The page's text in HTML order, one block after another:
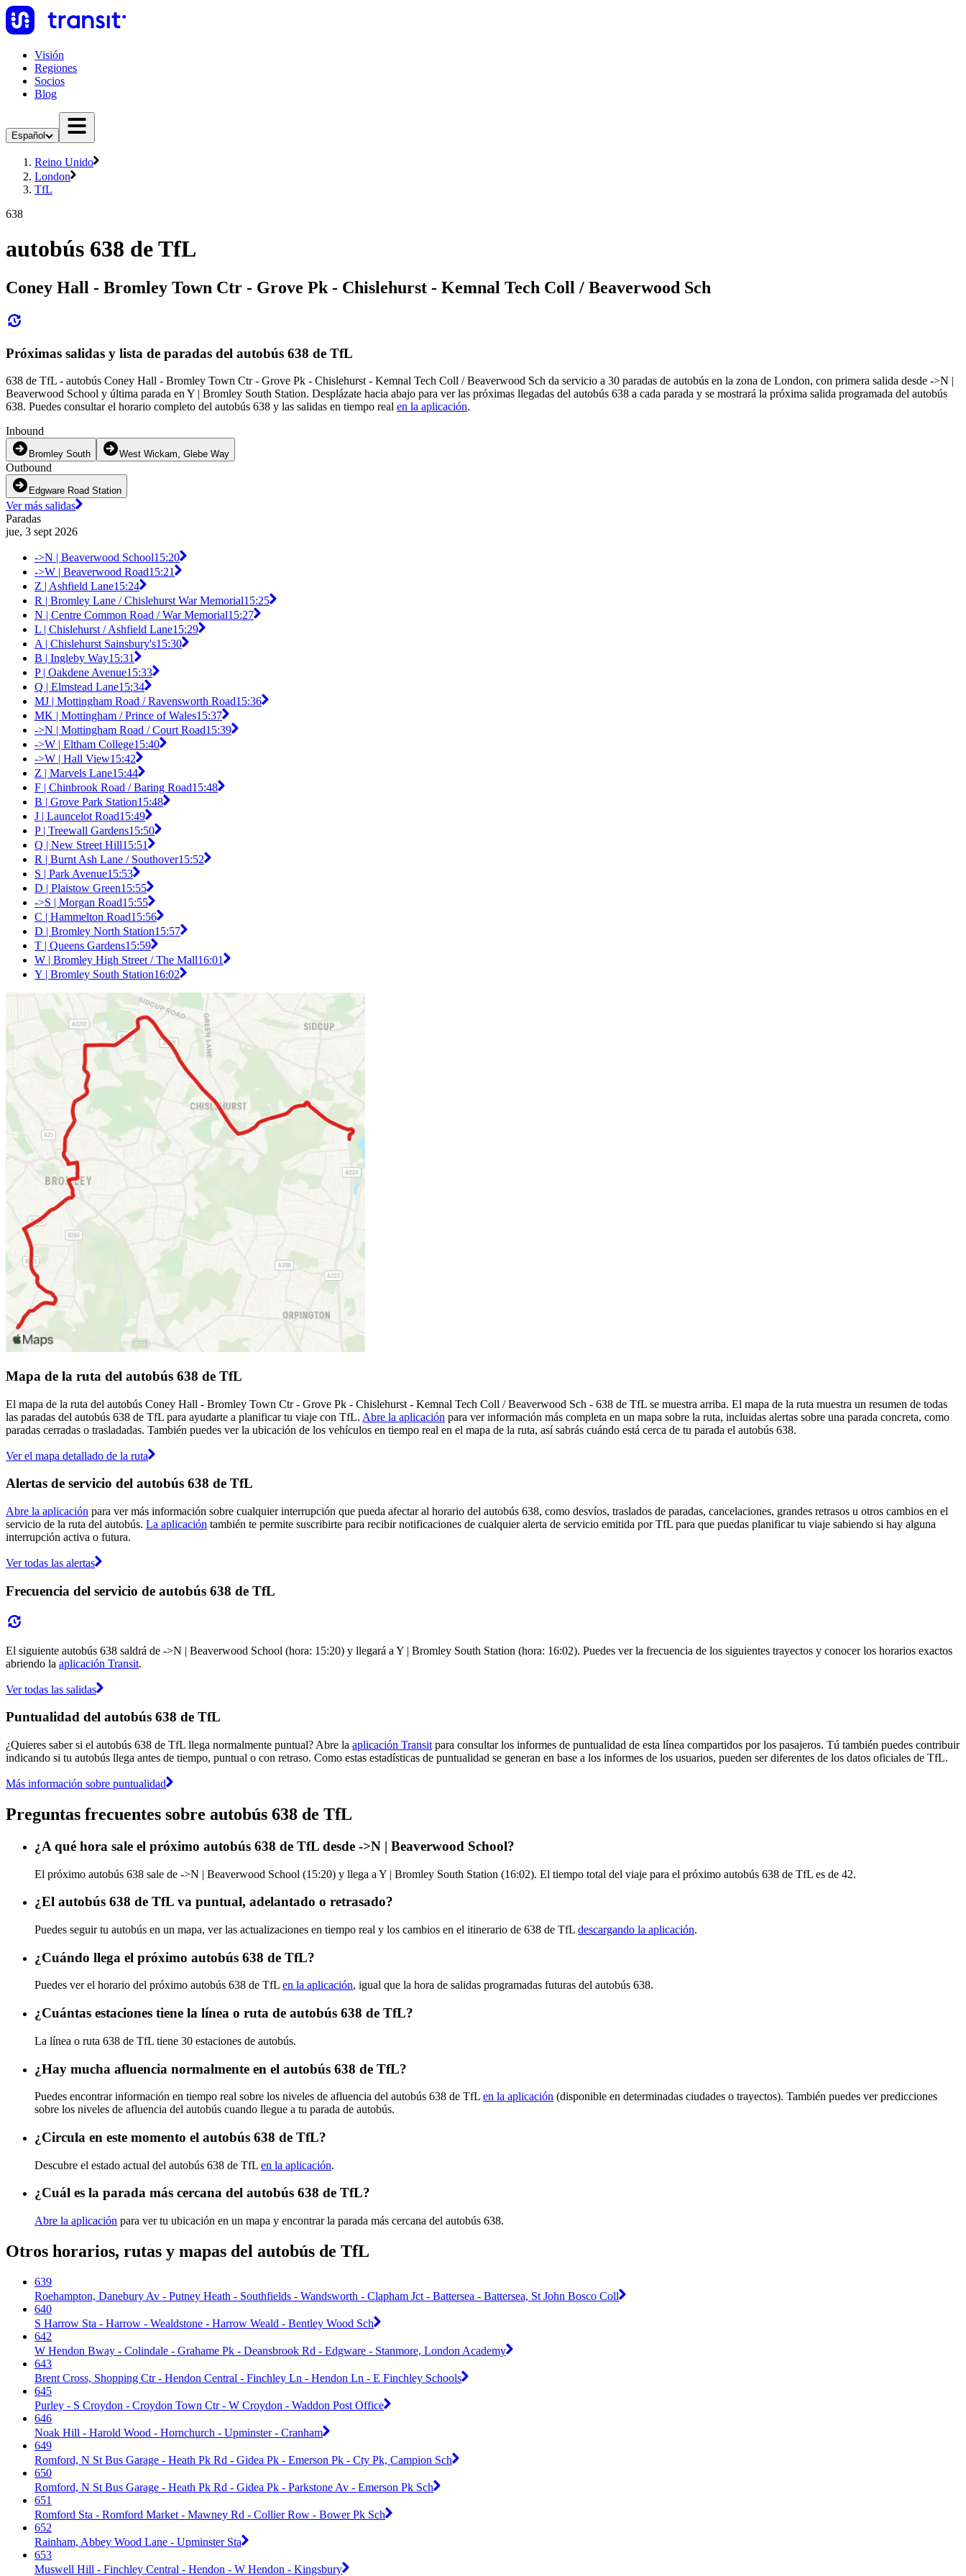
Visión
Regiones
Socios
Blog
Español
Reino Unido
London
TfL
638
autobús 638 de TfL
Coney Hall - Bromley Town Ctr - Grove Pk - Chislehurst - Kemnal Tech Coll / Beaverwood Sch
Próximas salidas y lista de paradas del autobús 638 de TfL
638 de TfL - autobús Coney Hall - Bromley Town Ctr - Grove Pk - Chislehurst - Kemnal Tech Coll / Beaverwood Sch da servicio a 30 paradas de autobús en la zona de London, con primera salida desde ->N |
Beaverwood School y última parada en Y | Bromley South Station. Desplázate hacia abajo para ver las próximas llegadas del autobús 638 a cada parada y se mostrará la próxima salida programada del autobús
638. Puedes consultar el horario completo del autobús 638 y las salidas en tiempo real en la aplicación.
Inbound
Bromley South West Wickam, Glebe Way
Outbound
Edgware Road Station
Ver más salidas
Paradas
jue, 3 sept 2026
->N | Beaverwood School15:20
->W | Beaverwood Road15:21
Z | Ashfield Lane15:24
R | Bromley Lane / Chislehurst War Memorial15:25
N | Centre Common Road / War Memorial15:27
L | Chislehurst / Ashfield Lane15:29
A | Chislehurst Sainsbury's15:30
B | Ingleby Way15:31
P | Oakdene Avenue15:33
Q | Elmstead Lane15:34
MJ | Mottingham Road / Ravensworth Road15:36
MK | Mottingham / Prince of Wales15:37
->N | Mottingham Road / Court Road15:39
->W | Eltham College15:40
->W | Hall View15:42
Z | Marvels Lane15:44
F | Chinbrook Road / Baring Road15:48
B | Grove Park Station15:48
J | Launcelot Road15:49
P | Treewall Gardens15:50
Q | New Street Hill15:51
R | Burnt Ash Lane / Southover15:52
S | Park Avenue15:53
D | Plaistow Green15:55
->S | Morgan Road15:55
C | Hammelton Road15:56
D | Bromley North Station15:57
T | Queens Gardens15:59
W | Bromley High Street / The Mall16:01
Y | Bromley South Station16:02
Mapa de la ruta del autobús 638 de TfL
El mapa de la ruta del autobús Coney Hall - Bromley Town Ctr - Grove Pk - Chislehurst - Kemnal Tech Coll / Beaverwood Sch - 638 de TfL se muestra arriba. El mapa de la ruta muestra un resumen de todas
las paradas del autobús 638 de TfL para ayudarte a planificar tu viaje con TfL. Abre la aplicación para ver información más completa en un mapa sobre la ruta, incluidas alertas sobre una parada concreta, como
paradas cerradas o trasladadas. También puedes ver la ubicación de los vehículos en tiempo real en el mapa de la ruta, así sabrás cuándo está cerca de tu parada el autobús 638.
Ver el mapa detallado de la ruta
Alertas de servicio del autobús 638 de TfL
Abre la aplicación para ver más información sobre cualquier interrupción que pueda afectar al horario del autobús 638, como desvíos, traslados de paradas, cancelaciones, grandes retrasos u otros cambios en el
servicio de la ruta del autobús. La aplicación también te permite suscribirte para recibir notificaciones de cualquier alerta de servicio emitida por TfL para que puedas planificar tu viaje sabiendo si hay alguna
interrupción activa o futura.
Ver todas las alertas
Frecuencia del servicio de autobús 638 de TfL
El siguiente autobús 638 saldrá de ->N | Beaverwood School (hora: 15:20) y llegará a Y | Bromley South Station (hora: 16:02). Puedes ver la frecuencia de los siguientes trayectos y conocer los horarios exactos
abriendo la aplicación Transit.
Ver todas las salidas
Puntualidad del autobús 638 de TfL
¿Quieres saber si el autobús 638 de TfL llega normalmente puntual? Abre la aplicación Transit para consultar los informes de puntualidad de esta línea compartidos por los pasajeros. Tú también puedes contribuir
indicando si tu autobús llega antes de tiempo, puntual o con retraso. Como estas estadísticas de puntualidad se generan en base a los informes de los usuarios, pueden ser diferentes de los datos oficiales de TfL.
Más información sobre puntualidad
Preguntas frecuentes sobre autobús 638 de TfL
¿A qué hora sale el próximo autobús 638 de TfL desde ->N | Beaverwood School?
El próximo autobús 638 sale de ->N | Beaverwood School (15:20) y llega a Y | Bromley South Station (16:02). El tiempo total del viaje para el próximo autobús 638 de TfL es de 42.
¿El autobús 638 de TfL va puntual, adelantado o retrasado?
Puedes seguir tu autobús en un mapa, ver las actualizaciones en tiempo real y los cambios en el itinerario de 638 de TfL descargando la aplicación.
¿Cuándo llega el próximo autobús 638 de TfL?
Puedes ver el horario del próximo autobús 638 de TfL en la aplicación, igual que la hora de salidas programadas futuras del autobús 638.
¿Cuántas estaciones tiene la línea o ruta de autobús 638 de TfL?
La línea o ruta 638 de TfL tiene 30 estaciones de autobús.
¿Hay mucha afluencia normalmente en el autobús 638 de TfL?
Puedes encontrar información en tiempo real sobre los niveles de afluencia del autobús 638 de TfL en la aplicación (disponible en determinadas ciudades o trayectos). También puedes ver predicciones
sobre los niveles de afluencia del autobús cuando llegue a tu parada de autobús.
¿Circula en este momento el autobús 638 de TfL?
Descubre el estado actual del autobús 638 de TfL en la aplicación.
¿Cuál es la parada más cercana del autobús 638 de TfL?
Abre la aplicación para ver tu ubicación en un mapa y encontrar la parada más cercana del autobús 638.
Otros horarios, rutas y mapas del autobús de TfL
639
Roehampton, Danebury Av - Putney Heath - Southfields - Wandsworth - Clapham Jct - Battersea - Battersea, St John Bosco Coll
640
S Harrow Sta - Harrow - Wealdstone - Harrow Weald - Bentley Wood Sch
642
W Hendon Bway - Colindale - Grahame Pk - Deansbrook Rd - Edgware - Stanmore, London Academy
643
Brent Cross, Shopping Ctr - Hendon Central - Finchley Ln - Hendon Ln - E Finchley Schools
645
Purley - S Croydon - Croydon Town Ctr - W Croydon - Waddon Post Office
646
Noak Hill - Harold Wood - Hornchurch - Upminster - Cranham
649
Romford, N St Bus Garage - Heath Pk Rd - Gidea Pk - Emerson Pk - Cty Pk, Campion Sch
650
Romford, N St Bus Garage - Heath Pk Rd - Gidea Pk - Parkstone Av - Emerson Pk Sch
651
Romford Sta - Romford Market - Mawney Rd - Collier Row - Bower Pk Sch
652
Rainham, Abbey Wood Lane - Upminster Sta
653
Muswell Hill - Finchley Central - Hendon - W Hendon - Kingsbury